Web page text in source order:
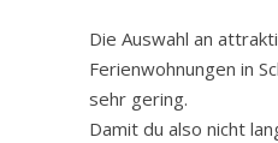
Die Auswahl an
Ferienwohnungen in
sehr gering.
Damit du also nicht